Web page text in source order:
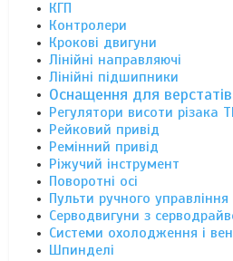
КГП
Контролери
Крокові двигуни
Лінійні направляючі
Лінійні підшипники
Оснащення для верстатів
Регулятори висоти різака
Рейковий привід
Ремінний привід
Ріжучий інструмент
Поворотні осі
Пульти ручного управління
Серводвигуни з
Системи охолодження і
Шпинделі